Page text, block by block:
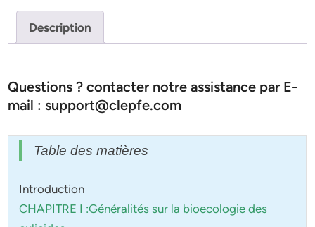
Description
Questions ? contacter notre assistance par E-
mail : support@clepfe.com
Table des matières
Introduction
CHAPITRE I :Généralités sur la bioecologie des